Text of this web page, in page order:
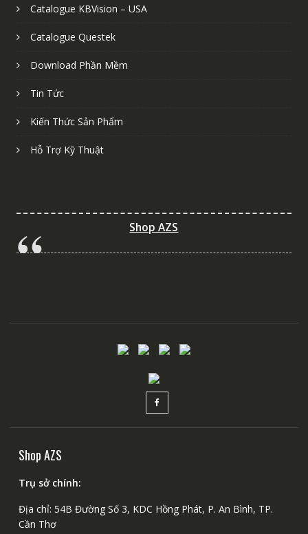
Catalogue KBVision – USA
Catalogue Questek
Download Phần Mềm
Tin Tức
Kiến Thức Sản Phẩm
Hỗ Trợ Kỹ Thuật
Shop AZS
Shop AZS
Trụ sở chính:
Địa chỉ: 54B Đường Số 3, KDC Hồng Phát, P. An Bình, TP.
Cần Thơ